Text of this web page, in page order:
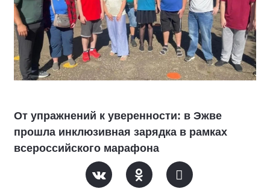
От упражнений к уверенности: в Эжве
прошла инклюзивная зарядка в рамках
всероссийского марафона